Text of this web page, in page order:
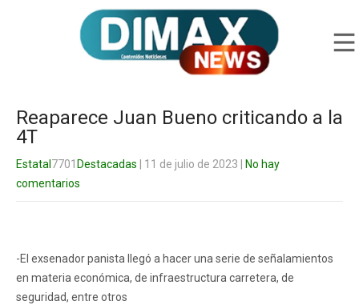
Reaparece Juan Bueno criticando a la
4T
Estatal 7701 Destacadas | 11 de julio de 2023
No hay
comentarios
-El exsenador panista llegó a hacer una serie de señalamientos
en materia económica, de infraestructura carretera, de
seguridad, entre otros